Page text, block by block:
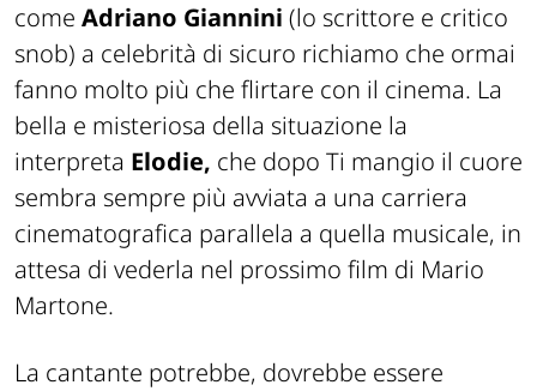
come Adriano Giannini (lo scrittore e critico
snob) a celebrità di sicuro richiamo che ormai
fanno molto più che flirtare con il cinema. La
bella e misteriosa della situazione la
interpreta Elodie, che dopo Ti mangio il cuore
sembra sempre più avviata a una carriera
cinematografica parallela a quella musicale, in
attesa di vederla nel prossimo film di Mario
Martone.
La cantante potrebbe, dovrebbe essere